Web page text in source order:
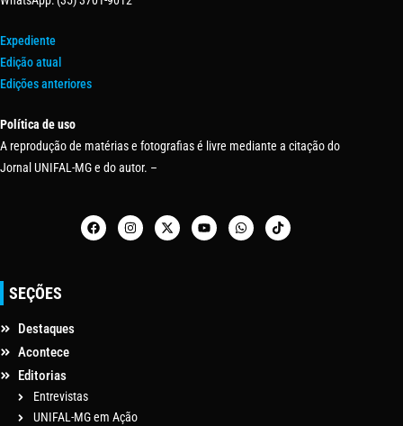
Expediente
Edição atual
Edições anteriores
Política de uso
A reprodução de matérias e fotografias é livre mediante a citação do
Jornal UNIFAL-MG e do autor. –
SEÇÕES
Destaques
Acontece
Editorias
Entrevistas
UNIFAL-MG em Ação